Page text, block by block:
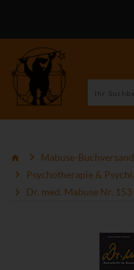
Mabuse-Buchversand
Psychotherapie &
Dr. med. Mabuse Nr.